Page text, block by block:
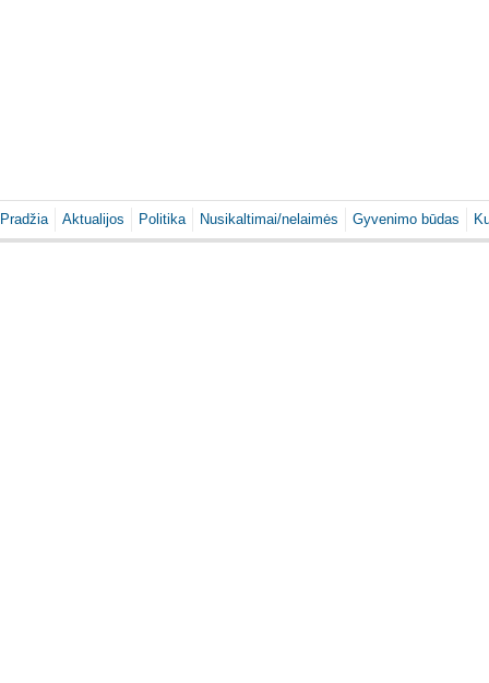
Pradžia Aktualijos Politika Nusikaltimai/nelaimės Gyvenimo būdas